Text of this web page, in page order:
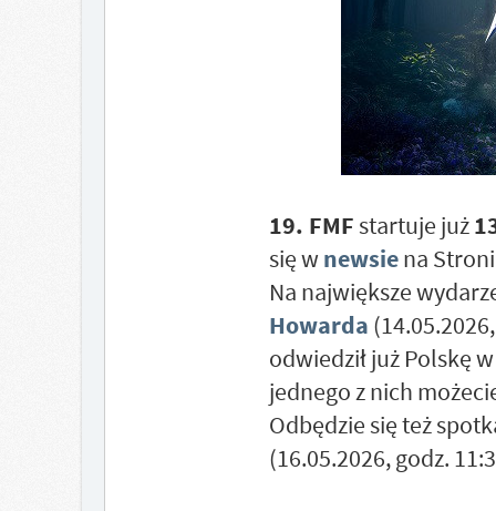
19. FMFstartuje już
się wnewsiena
Na największe
Howarda
odwiedził już Polskę
jednego z nich
Odbędzie się też
(16.05.2026, godz.